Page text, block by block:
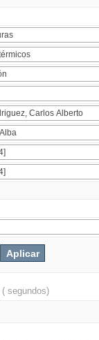
( segundos)